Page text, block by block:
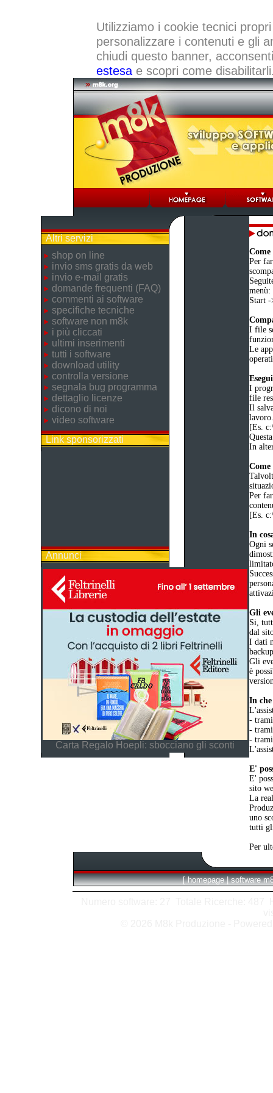
Utilizziamo i cookie tecnici
personalizzare i contenuti e gli
chiudi questo banner,
estesae scopri come
Altri servizi
shop on line
invio sms gratis da web
invio e-mail gratis
domande frequenti (FAQ)
commenti ai software
specifiche tecniche
software non m8k
i più cliccati
ultimi inserimenti
tutti i software
download utility
controlla versione
segnala bug programma
dettaglio licenze
dicono di noi
video software
Link sponsorizzati
Annunci
Carta Regalo Hoepli: sbocciano gli sconti
Per
menù:
Start
I file
Le
I
file
Il
lavoro.
[Es.
In
Per
[Es.
In
Ogni
Gli
Si,
dal
I dati
Gli
è
In che
-
-
-
E'
E'
sito
La
uno
tutti
Per
[ homepage | software